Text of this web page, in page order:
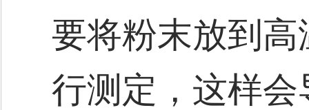
要将粉末放到
行测定，这样